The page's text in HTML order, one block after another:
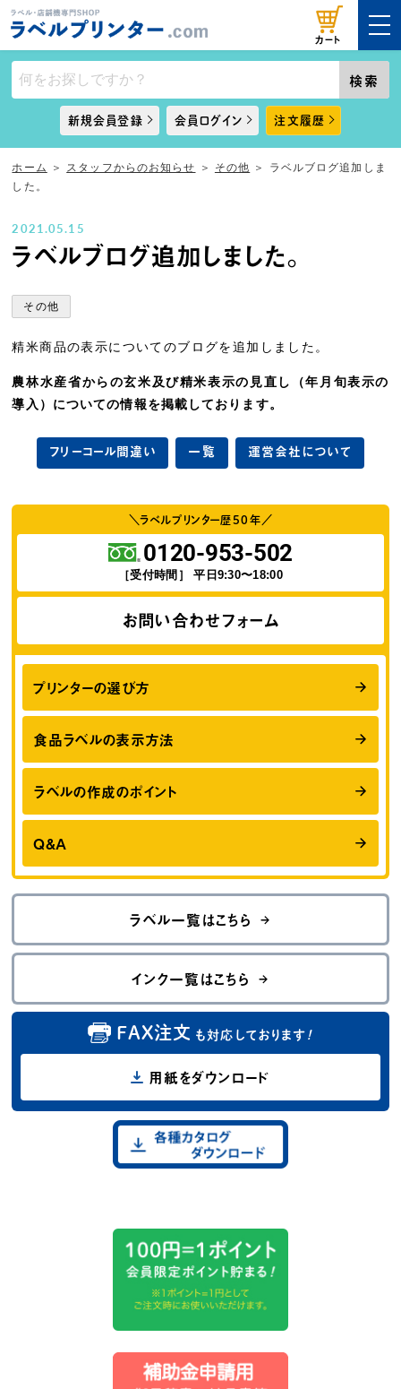
カート
検索
新規会員登録 会員ログイン 注文履歴
ホーム ＞ スタッフからのお知らせ ＞ その他 ＞ ラベルブログ追加しま
した。
2021.05.15
ラベルブログ追加しました。
その他
精米商品の表示についてのブログを追加しました。
農林水産省からの玄米及び精米表示の見直し（年月旬表示の
導入）についての情報を掲載しております。
フリーコール間違い 一覧 運営会社について
＼ラベルプリンター歴 50 年／
0120-953-502
［受付時間］ 平日9:30〜18:00
お問い合わせフォーム
プリンターの選び方
食品ラベルの表示方法
ラベルの作成のポイント
Q&A
ラベル一覧はこちら
インク一覧はこちら
FAX注文 も対応しております ！
用紙をダウンロード